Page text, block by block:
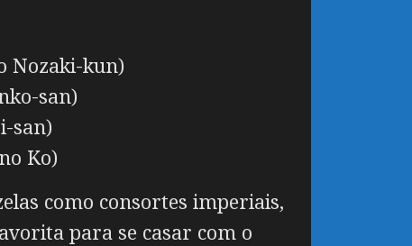
Nozaki-kun)
san)
san)
Ko)
como consortes imperiais,
para se casar com o